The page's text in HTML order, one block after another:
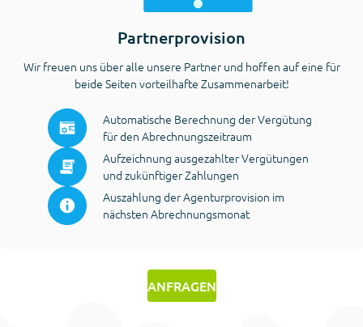
Partnerprovision
Wir freuen uns über alle unsere Partner und hoffen auf eine für
beide Seiten vorteilhafte Zusammenarbeit!
Automatische Berechnung der Vergütung
für den Abrechnungszeitraum
Aufzeichnung ausgezahlter Vergütungen
und zukünftiger Zahlungen
Auszahlung der Agenturprovision im
nächsten Abrechnungsmonat
ANFRAGEN